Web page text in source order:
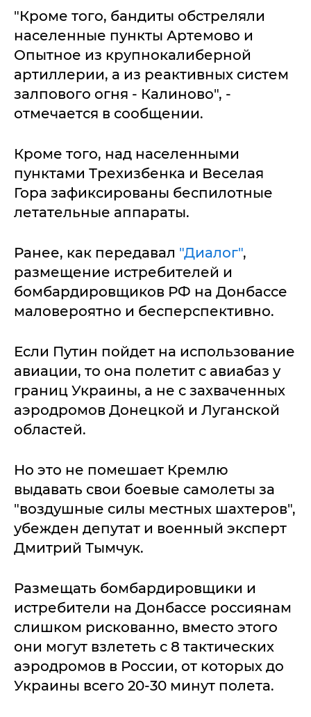
"Кроме того, бандиты обстреляли
населенные пункты Артемово и
Опытное из крупнокалиберной
артиллерии, а из реактивных систем
залпового огня - Калиново", -
отмечается в сообщении.
Кроме того, над населенными
пунктами Трехизбенка и Веселая
Гора зафиксированы беспилотные
летательные аппараты.
Ранее, как передавал "Диалог",
размещение истребителей и
бомбардировщиков РФ на Донбассе
маловероятно и бесперспективно.
Если Путин пойдет на использование
авиации, то она полетит с авиабаз у
границ Украины, а не с захваченных
аэродромов Донецкой и Луганской
областей.
Но это не помешает Кремлю
выдавать свои боевые самолеты за
"воздушные силы местных шахтеров",
убежден депутат и военный эксперт
Дмитрий Тымчук.
Размещать бомбардировщики и
истребители на Донбассе россиянам
слишком рискованно, вместо этого
они могут взлететь с 8 тактических
аэродромов в России, от которых до
Украины всего 20-30 минут полета.